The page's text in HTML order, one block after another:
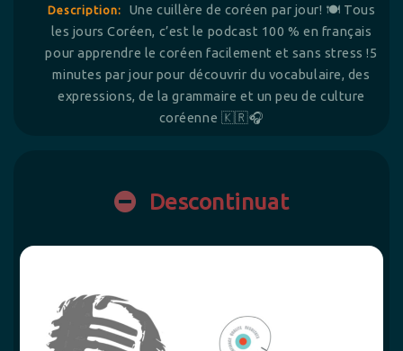
Description:
Une cuillère de coréen par jour! 🍽️ Tous
les jours Coréen, c’est le podcast 100 % en français
pour apprendre le coréen facilement et sans stress !5
minutes par jour pour découvrir du vocabulaire, des
expressions, de la grammaire et un peu de culture
coréenne 🇰🇷🎧
Descontinuat